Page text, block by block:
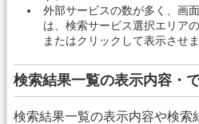
外部サービスの数が多く、画
は、検索サービス選択エリア
またはクリックして表示させま
検索結果一覧の表示内容・
検索結果一覧の表示内容や検索